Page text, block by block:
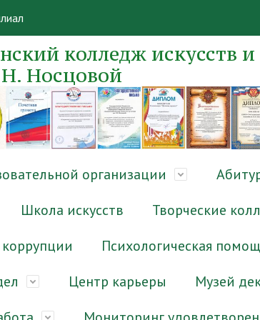
колледж искусств
Носцовой
организации
Школа искусств Творческие
Психологическая
Центр карьеры
Музей